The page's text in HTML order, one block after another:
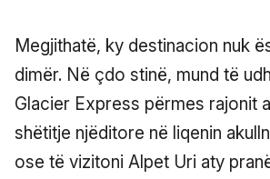
Megjithatë, ky destinacion nuk
dimër. Në çdo stinë, mund të
Glacier Express përmes rajonit
shëtitje njëditore në liqenin
ose të vizitoni Alpet Uri aty